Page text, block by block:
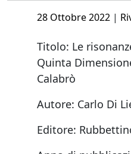
Posted
28 Ottobre 2022 |
Titolo: Le
Quinta
Calabrò
Autore: Carlo Di
Editore: